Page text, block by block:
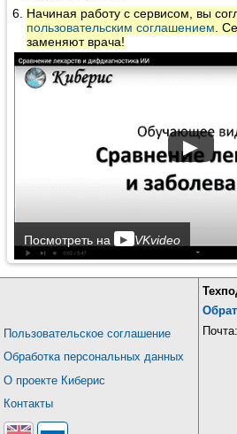
Начиная работу с сервисом, вы
пользовательским соглашением .
заменяют врача!
▶
Посмотреть на ▶ VKvideo
Пользовательское соглашение
Обработка персональных данных
О проекте Киберис
Контакты
Почта: